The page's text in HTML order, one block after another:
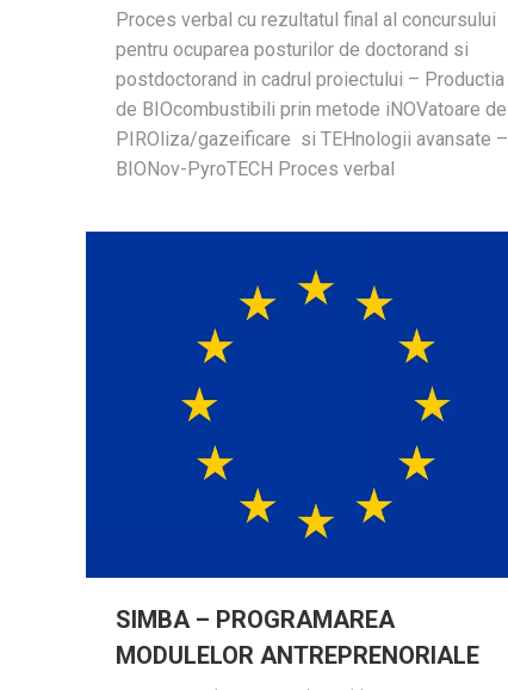
Proces verbal cu rezultatul final al concursului
pentru ocuparea posturilor de doctorand si
postdoctorand in cadrul proiectului – Productia
de BIOcombustibili prin metode iNOVatoare de
PIROliza/gazeificare si TEHnologii avansate –
BIONov-PyroTECH Proces verbal
SIMBA – PROGRAMAREA
MODULELOR ANTREPRENORIALE